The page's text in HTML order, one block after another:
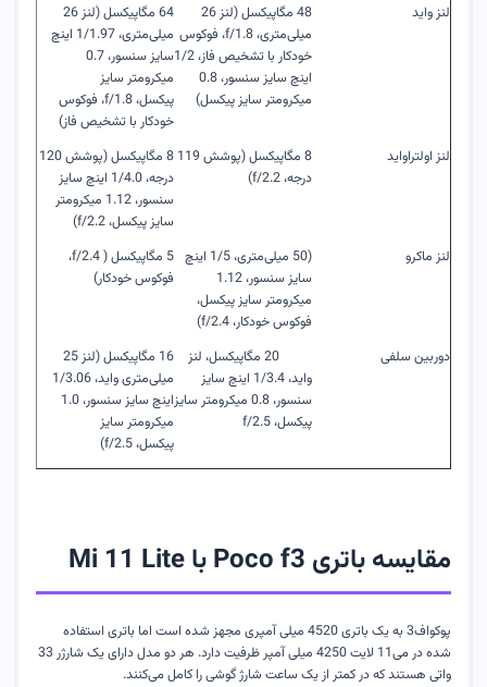
لنز واید
48 مگاپیکسل (لنز 26
میلی‌متری، f/1.8، فوکوس
خودکار با تشخیص فاز، 1/2
اینچ سایز سنسور، 0.8
میکرومتر سایز پیکسل)
64 مگاپیکسل (لنز 26
میلی‌متری، 1/1.97 اینچ
سایز سنسور، 0.7
میکرومتر سایز
پیکسل، f/1.8، فوکوس
خودکار با تشخیص فاز)
لنز اولتراواید
8 مگاپیکسل (پوشش 119
درجه، f/2.2
)
8 مگاپیکسل (پوشش 120
درجه، 1/4.0 اینچ سایز
سنسور، 1.12 میکرومتر
سایز پیکسل، f/2.2
)
لنز ماکرو
(50 میلی‌متری، 1/5 اینچ
سایز سنسور، 1.12
میکرومتر سایز پیکسل،
فوکوس خودکار، f/2.4
)
5 مگاپیکسل ( f/2.4،
فوکوس خودکار)
دوربین سلفی
20 مگاپیکسل، لنز
واید، 1/3.4 اینچ سایز
سنسور، 0.8 میکرومتر سایز
پیکسل، f/2.5
16 مگاپیکسل (لنز 25
میلی‌متری واید، 1/3.06
اینچ سایز سنسور، 1.0
میکرومتر سایز
پیکسل، f/2.5
)
مقایسه باتری Poco f3باMi 11 Lite
پوکواف3 به یک باتری 4520 میلی آمپری مجهز شده است اما باتری استفاده
شده در می11 لایت 4250 میلی آمپر ظرفیت دارد. هر دو مدل دارای یک شارژر 33
واتی هستند که در کمتر از یک ساعت شارژ گوشی را کامل ‌می‌کنند.